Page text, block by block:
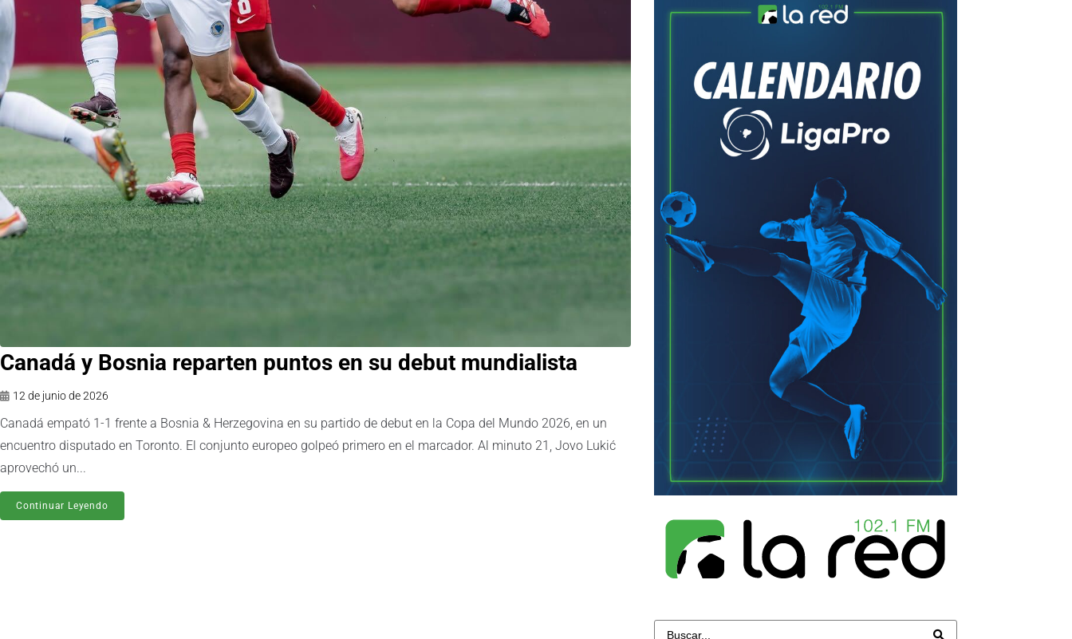
Canadá y Bosnia reparten puntos en su debut mundialista
12 de junio de 2026
Canadá empató 1-1 frente a Bosnia & Herzegovina en su partido de debut en la Copa del Mundo 2026, en un
encuentro disputado en Toronto. El conjunto europeo golpeó primero en el marcador. Al minuto 21, Jovo Lukić
aprovechó un...
Continuar Leyendo